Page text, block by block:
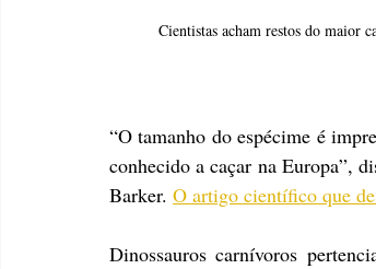
Cientistas acham restos do maior
“O tamanho do espécime é
conhecido a caçar na Europa”,
Barker. O artigo científico que
Dinossauros carnívoros